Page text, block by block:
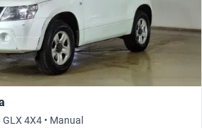
4X4 • Manual